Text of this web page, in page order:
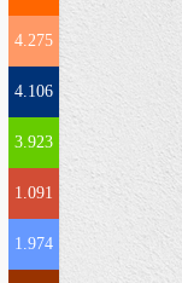
4.275
4.106
3.923
1.091
1.974